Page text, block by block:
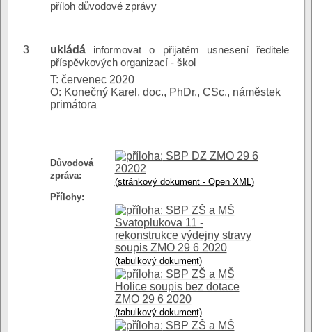
příloh důvodové zprávy
3 ukládá informovat o přijatém usnesení ředitele
příspěvkových organizací - škol
T: červenec 2020
O: Konečný Karel, doc., PhDr., CSc., náměstek
primátora
Důvodová
zpráva:
SBP DZ ZMO 29 6
20202
(stránkový dokument - Open XML)
Přílohy:
SBP ZŠ a MŠ
Svatoplukova 11 -
rekonstrukce výdejny stravy
soupis ZMO 29 6 2020
(tabulkový dokument)
SBP ZŠ a MŠ
Holice soupis bez dotace
ZMO 29 6 2020
(tabulkový dokument)
SBP ZŠ a MŠ